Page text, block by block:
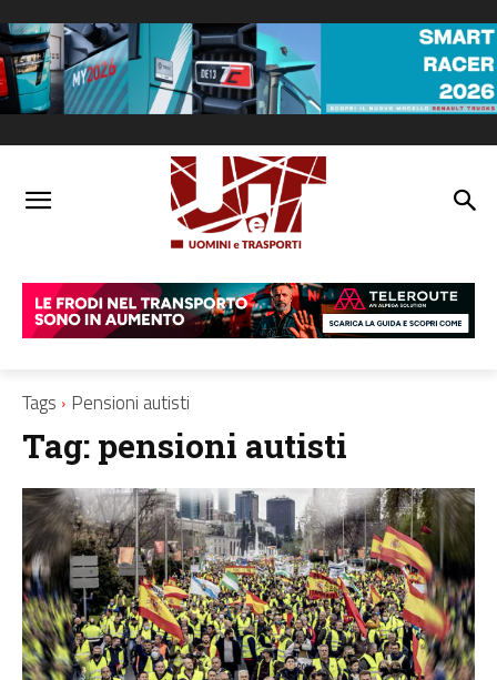
Tags Pensioni autisti
Tag: pensioni autisti